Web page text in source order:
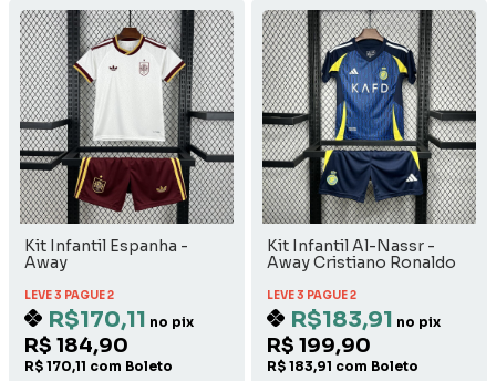
Kit Infantil Espanha -
Away
LEVE 3 PAGUE 2
R$170,11 no pix
R$ 184,90
R$ 170,11 com Boleto
Kit Infantil Al-Nassr -
Away Cristiano Ronaldo
LEVE 3 PAGUE 2
R$183,91 no pix
R$ 199,90
R$ 183,91 com Boleto